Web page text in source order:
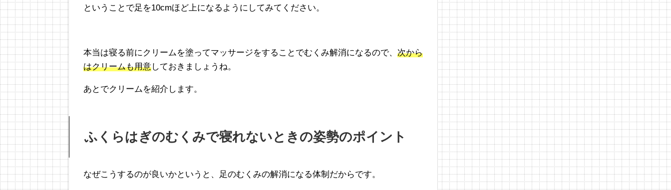
ということで足を10cmほど上になるようにしてみてください。
本当は寝る前にクリームを塗ってマッサージをすることでむくみ解消になるので、 次から
はクリームも用意しておきましょうね。
あとでクリームを紹介します。
ふくらはぎのむくみで寝れないときの姿勢のポイント
なぜこうするのが良いかというと、足のむくみの解消になる体制だからです。